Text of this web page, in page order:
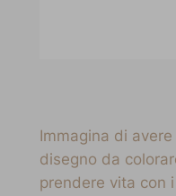
Immagina di
disegno da
prendere vita con